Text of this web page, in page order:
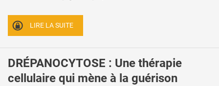
LIRE LA SUITE
DRÉPANOCYTOSE : Une thérapie
cellulaire qui mène à la guérison